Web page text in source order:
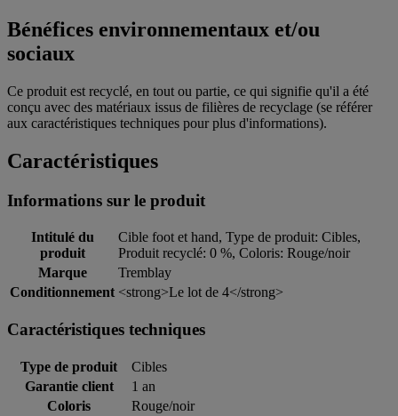
Bénéfices environnementaux et/ou
sociaux
Ce produit est recyclé, en tout ou partie, ce qui signifie qu'il a été
conçu avec des matériaux issus de filières de recyclage (se référer
aux caractéristiques techniques pour plus d'informations).
Caractéristiques
Informations sur le produit
Intitulé du
produit
Cible foot et hand, Type de produit: Cibles,
Produit recyclé: 0 %, Coloris: Rouge/noir
Marque
Tremblay
Conditionnement <strong>Le lot de 4</strong>
Caractéristiques techniques
Type de produit
Cibles
Garantie client
1 an
Coloris
Rouge/noir